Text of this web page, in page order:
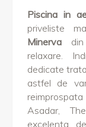
Piscina in
priveliste
Minerva din
relaxare.
dedicate
astfel de
Asadar,
excelenta